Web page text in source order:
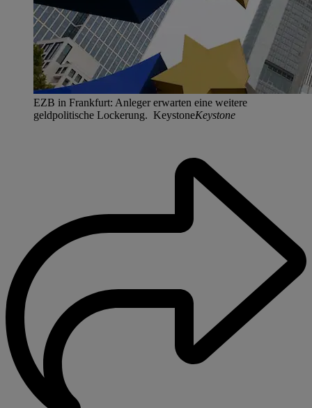
EZB in Frankfurt: Anleger erwarten eine weitere
geldpolitische Lockerung. KeystoneKeystone